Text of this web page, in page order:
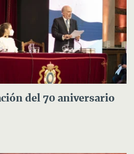
del 70 aniversario